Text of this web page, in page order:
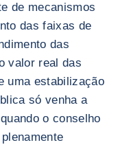
de mecanismos
das faixas de
das
valor real das
uma estabilização
só venha a
o conselho